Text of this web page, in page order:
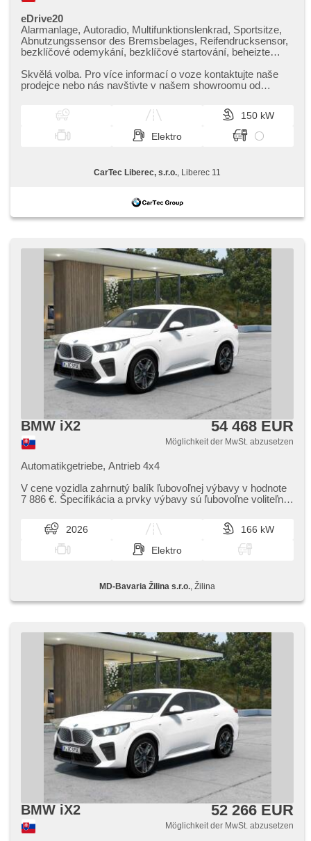
eDrive20
Alarmanlage, Autoradio, Multifunktionslenkrad, Sportsitze,
Abnutzungssensor des Bremsbelages, Reifendrucksensor,
bezklíčové odemykání, bezklíčové startování, beheizte
denní svícení
Skvělá volba. Pro více informací o voze kontaktujte naše
prodejce nebo nás navštivte v našem showroomu od
150 kW
Elektro
CarTec Liberec, s.r.o. , Liberec 11
BMW iX2 54 468 EUR
Möglichkeit der MwSt. abzusetzen
Automatikgetriebe, Antrieb 4x4
V cene vozidla zahrnutý balík ľubovoľnej výbavy v hodnote
7 886 €. Špecifikácia a prvky výbavy sú ľubovoľne voliteľné.
2026
166 kW
Elektro
MD-Bavaria Žilina s.r.o. , Žilina
BMW iX2 52 266 EUR
Möglichkeit der MwSt. abzusetzen